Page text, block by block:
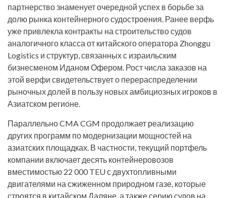
партнерство знаменует очередной успех в борьбе за
долю рынка контейнерного судостроения. Ранее верфь
уже привлекла контракты на строительство судов
аналогичного класса от китайского оператора Zhonggu
Logistics и структур, связанных с израильским
бизнесменом Иданом Офером. Рост числа заказов на
этой верфи свидетельствует о перераспределении
рыночных долей в пользу новых амбициозных игроков в
Азиатском регионе.
Параллельно CMA CGM продолжает реализацию
других программ по модернизации мощностей на
азиатских площадках. В частности, текущий портфель
компании включает десять контейнеровозов
вместимостью 22 000 TEU с двухтопливными
двигателями на сжиженном природном газе, которые
строятся в китайском Даляне, а также серию судов на